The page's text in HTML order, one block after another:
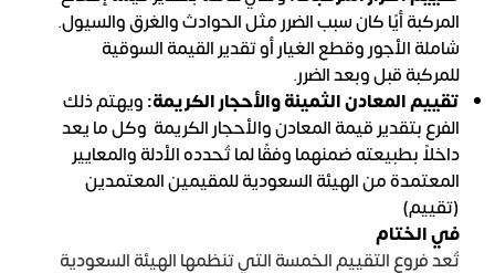
المركبة أيًا كان سبب الضرر مثل الحوادث والغرق والسيول.
شاملة الأجور وقطع الغيار أو تقدير القيمة السوقية
للمركبة قبل وبعد الضرر.
تقييم المعادن الثمينة والأحجار الكريمة:ويهتم ذلك
الفرع بتقدير قيمة المعادن والأحجار الكريمة وكل ما يعد
داخلاً بطبيعته ضمنهما وفقًا لما تُحدده الأدلة والمعايير
المعتمدة من الهيئة السعودية للمقيمين المعتمدين
(تقييم)
في الختام
تُعد فروع التقييم الخمسة التي تنظمها الهيئة السعودية